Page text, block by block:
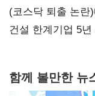
불만 확산
(코스닥 퇴출 논
당장 퇴출?…시간
건설 한계기업 5
함께 볼만한 뉴